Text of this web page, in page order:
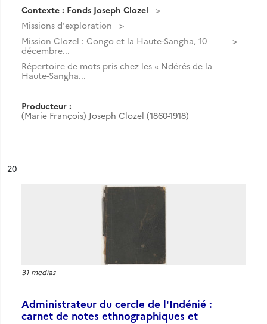
Contexte : Fonds Joseph Clozel
Missions d'exploration
Mission Clozel : Congo et la Haute-Sangha, 10
décembre...
Répertoire de mots pris chez les « Ndérés de la
Haute-Sangha...
Producteur :
(Marie François) Joseph Clozel (1860-1918)
n°
20
31 medias
Administrateur du cercle de l'Indénié :
carnet de notes ethnographiques et